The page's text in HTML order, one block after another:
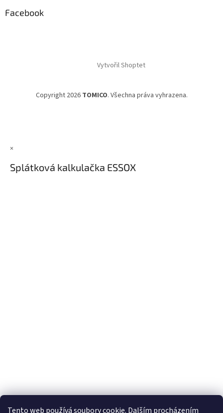
Tento web používá soubory cookie. Dalším procházením
Facebook
Vytvořil Shoptet
Copyright 2026 TOMICO. Všechna práva vyhrazena.
×
Splátková kalkulačka ESSOX